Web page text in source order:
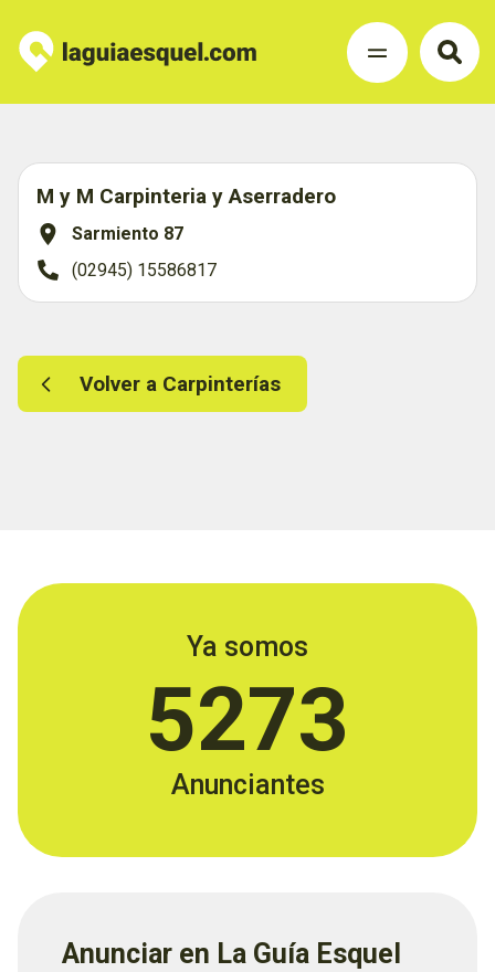
M y M Carpinteria y Aserradero
Sarmiento 87
(02945) 15586817
Volver a Carpinterías
Ya somos
5273
Anunciantes
Anunciar en La Guía Esquel